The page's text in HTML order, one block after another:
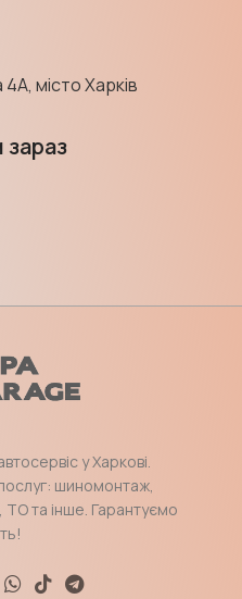
місто Харків
у Харкові.
шиномонтаж,
ТО та інше. Гарантуємо